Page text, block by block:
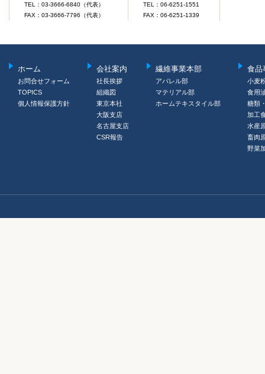
TEL：03-3666-6840（代表）
FAX：03-3666-7796（代表）
TEL：06-6251-1551
FAX：06-6251-1339
ホーム
お問合せフォーム
TOPICS
個人情報保護方針
会社案内
社長挨拶
組織図
東京本社
大阪支店
名古屋支店
CSR報告
繊維事業本部
アパレル部
マテリアル部
ホームテキスタイル部
食品
小麦
食用
糖類
加工
水産
畜肉
野菜